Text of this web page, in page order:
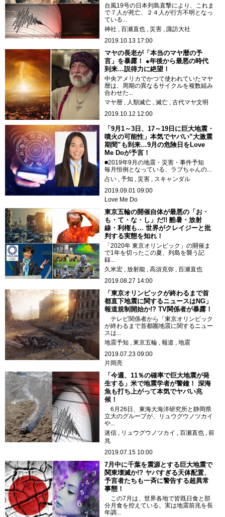
台風19号の日本列島直撃により、これま
で７人が死亡、２４人が行方不明となっ
ている...
神社
百瀬直也 災害
諏訪大社
2019.10.13 17:00
マヤの長老が「本当のマヤ暦の予
言」を暴露！ ●年後から最悪の時代
到来…説得力に絶望！
中央アメリカでかつて使われていたマヤ
暦は、周期の異なるサイクルを複数組み
合わせた...
マヤ暦
人類滅亡 滅亡
古代マヤ文明
2019.10.12 12:00
「9月1～3日、17～19日に巨大地震・
噴火の可能性」本気でヤバい”大激震
期間”も到来…9月の危険日をLove
Me Doが予言！
■2019年9月の地震・災害・事件予知
毎月恒例となっている、ラブちゃんの...
占い
予知 災害
スキャンダル
2019.09.01 09:00
Love Me Do
東京五輪の開催自体が最悪の「お・
も・て・な・し」だ!! 酷暑・放射
線・利権も… 世界がクレイジーと批
判する実態を知れ！
「2020年 東京オリンピック」の開催ま
で1年を切ったこの夏、列島を襲う記
録...
久米宏
放射能 高須克弥
百瀬直也
2019.08.27 14:00
「東京オリンピックが終わるまで首
都直下地震に関するニュースはNG」
報道規制開始か!? TV関係者が暴露！
テレビ関係者から「東京オリンピック
が終わるまで首都圏地震に関するニュー
スは...
地震予知
東京五輪 報道
地震
2019.07.23 09:00
片岡亮
「今週、11％の確率で巨大地震が発
生する」米で地震学者が警鐘！ 深海
魚も打ち上がって本気でヤバい兆
候！
6月26日、東海大海洋研究所と静岡県
立大のグループが、リュウグウノツカイ
や...
迷信
リュウグウノツカイ 百瀬直也
前
兆
2019.07.15 10:00
7月中に千葉を震源とする巨大地震で
関東壊滅か!? ヤバすぎる天体配置、
予言者たちも一斉に警告する超異常
事態！
この7月は、世界各地で皆既日食と部
分月食を控えている。実は地震前兆を長
年調...